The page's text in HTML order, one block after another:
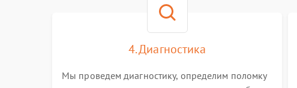
4. Диагностика
Мы проведем диагностику, определим поломку